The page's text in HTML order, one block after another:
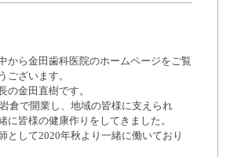
から金田歯科医院のホームページをご覧
ございます。
の金田直樹です。
倉で開業し、地域の皆様に支えられ
に皆様の健康作りをしてきました。
として2020年秋より一緒に働いており